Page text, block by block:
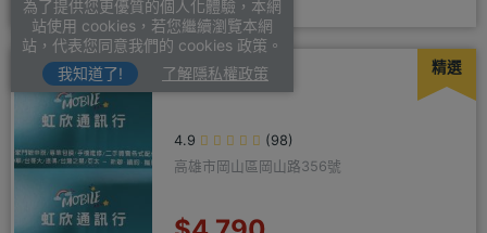
新機馬上折抵，高價收購用心經營
精選
虹欣通訊行
4.9
(98)
高雄市岡山區岡山路356號
為了提供您更優質的個人化體驗，本網
站使用 cookies，若您繼續瀏覽本網
站，代表您同意我們的 cookies 政策。
我知道了!
了解隱私權政策